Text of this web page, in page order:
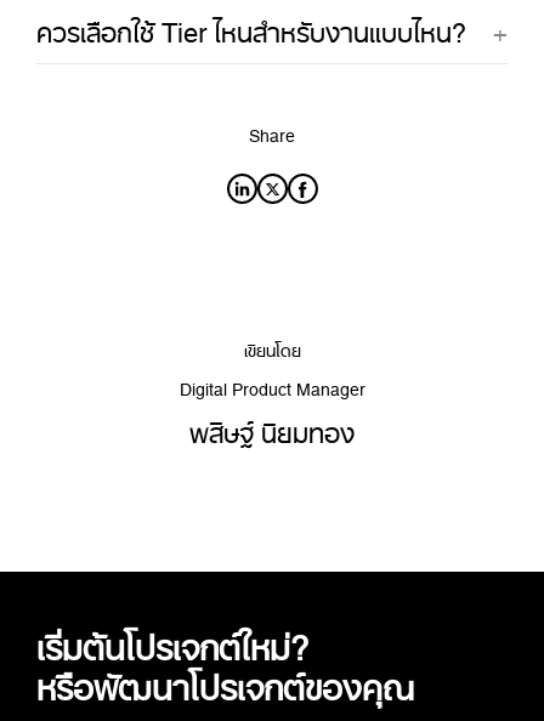
ควรเลือกใช้ Tier ไหนสำหรับงานแบบไหน?
Share
เขียนโดย
Digital Product Manager
พสิษฐ์ นิยมทอง
เริ่มต้นโปรเจกต์ใหม่?
หรือพัฒนาโปรเจกต์ของคุณ